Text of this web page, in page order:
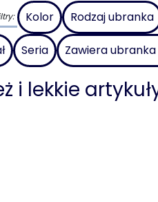
Kolor Rodzaj ubranka
Seria Zawiera
i lekkie